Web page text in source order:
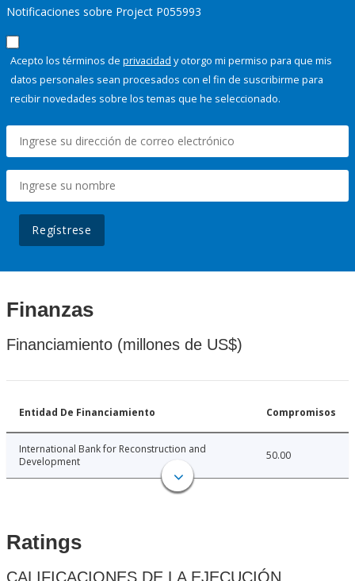
Notificaciones sobre Project P055993
Acepto los términos de privacidad y otorgo mi permiso para que mis
datos personales sean procesados con el fin de suscribirme para
recibir novedades sobre los temas que he seleccionado.
Regístrese
Finanzas
Financiamiento (millones de US$)
Entidad De Financiamiento Compromisos
International Bank for Reconstruction and
Development
50.00
Ratings
CALIFICACIONES DE LA EJECUCIÓN